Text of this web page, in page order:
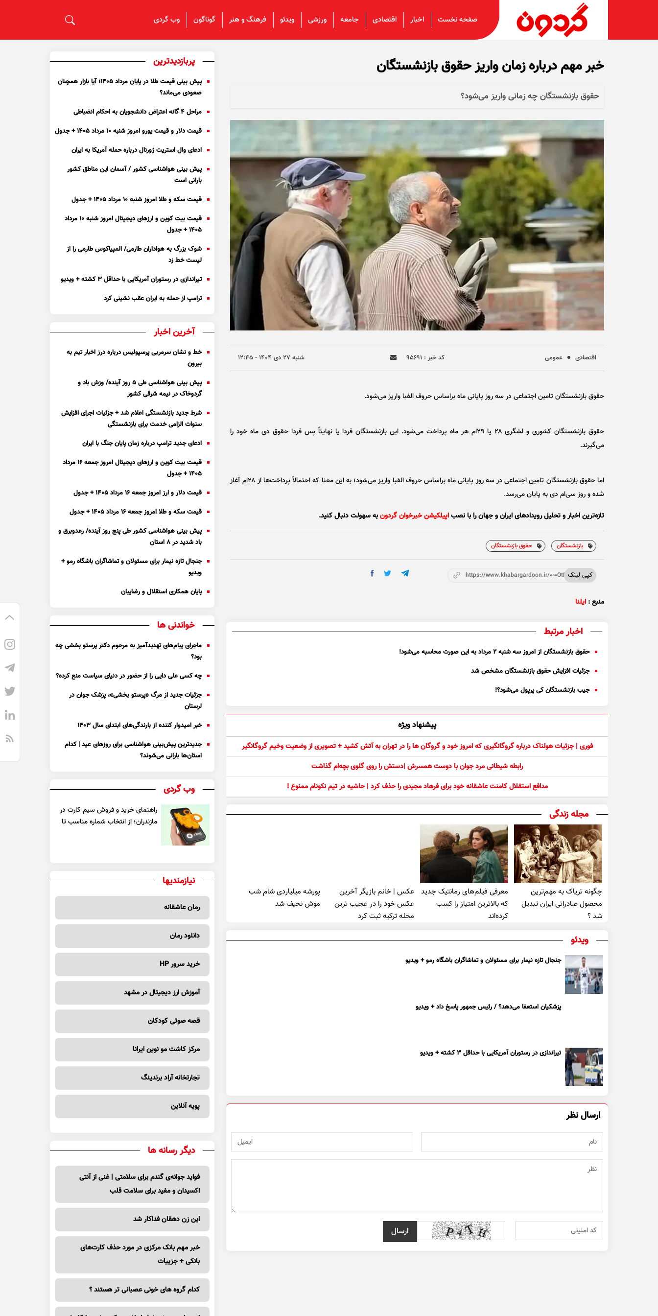
صفحه نخست اخبار اقتصادی جامعه ورزشی ویدئو فرهنگ و هنر گوناگون وب گردی
خبر مهم درباره زمان واریز حقوق بازنشستگان
حقوق بازنشستگان چه زمانی واریز می‌شود؟
اقتصادی عمومی کد خبر : ۹۵۶۹۱ شنبه ۲۷ دی ۱۴۰۴ - ۱۲:۴۵
حقوق بازنشستگان تامین اجتماعی در سه روز پایانی ماه براساس حروف الفبا واریز می‌شود.
حقوق بازنشستگان کشوری و لشگری ۲۸ یا ۲۹‌ام هر ماه پرداخت می‌شود. این بازنشستگان فردا یا نهایتاً پس فردا حقوق دی ماه خود را
می‌گیرند.
اما حقوق بازنشستگان تامین اجتماعی در سه روز پایانی ماه براساس حروف الفبا واریز می‌شود؛ به این معنا که احتمالاً پرداخت‌ها از ۲۸‌ام آغاز
شده و روز سی‌ام دی به پایان می‌رسد.
تازه‌ترین اخبار و تحلیل‌ رویدادهای ایران و جهان را با نصباپیلکیشن خبرخوان گردونبه سهولت دنبال کنید.
بازنشستگان حقوق بازنشستگان
کپی لینک https://www.khabargardoon.ir/000OtP
منبع : ایلنا
اخبار مرتبط
حقوق بازنشستگان از امروز سه شنبه ۲ مرداد به این صورت محاسبه می‌شود!
جزئیات افزایش حقوق بازنشستگان مشخص شد
جیب بازنشستگان کی پرپول می‌شود؟!
پیشنهاد ویژه
فوری | جزئیات هولناک درباره گروگانگیری که امروز خود و گروگان ها را در تهران به آتش کشید + تصویری از وضعیت وخیم گروگانگیر
رابطه شیطانی مرد جوان با دوست همسرش |دستش را روی گلوی بچه‌ام گذاشت
مدافع استقلال کامنت عاشقانه خود برای فرهاد مجیدی را حذف کرد | حاشیه در تیم نکونام ممنوع !
مجله زندگی
چگونه تریاک به مهم‌ترین
محصول صادراتی ایران تبدیل
شد ؟
معرفی فیلم‌های رمانتیک جدید
که بالاترین امتیاز را کسب
کرده‌اند
عکس | خانم بازیگر آخرین
عکس خود را در عجیب ترین
محله ترکیه ثبت کرد
پورشه میلیاردی شام شب
موش‌ نحیف شد
ویدئو
جنجال تازه نیمار برای مسئولان و تماشاگران باشگاه رمو + ویدیو
پزشکیان استعفا می‌دهد؟ / رئیس جمهور پاسخ داد + ویدیو
تیراندازی در رستوران آمریکایی با حداقل ۳ کشته + ویدیو
ارسال نظر
پربازدیدترین
پیش بینی قیمت طلا در پایان مرداد 1405؛ آیا بازار همچنان
صعودی می‌ماند؟
مراحل ۴ گانه اعتراض دانشجویان به احکام انضباطی
قیمت دلار و قیمت یورو امروز شنبه ۱۰ مرداد ۱۴۰۵ + جدول
ادعای وال استریت ژورنال درباره حمله آمریکا به ایران
پیش بینی هواشناسی کشور / آسمان این مناطق کشور
بارانی است
قیمت سکه و طلا امروز شنبه ۱۰ مرداد ۱۴۰۵ + جدول
قیمت بیت کوین و ارز‌های دیجیتال امروز شنبه ۱۰ مرداد
۱۴۰۵ + جدول
شوک بزرگ به هواداران طارمی/ المپیاکوس طارمی را از
لیست خط زد
تیراندازی در رستوران آمریکایی با حداقل ۳ کشته + ویدیو
ترامپ از حمله به ایران عقب نشینی کرد
آخرین اخبار
خط و نشان سرمربی پرسپولیس درباره درز اخبار تیم به
بیرون
پیش بینی هواشناسی طی ۵ روز آینده/ وزش باد و
گردوخاک در نیمه شرقی کشور
شرط جدید بازنشستگی اعلام شد + جزئیات اجرای افزایش
سنوات الزامی خدمت برای بازنشستگی
ادعای جدید ترامپ درباره زمان پایان جنگ با ایران
قیمت بیت کوین و ارز‌های دیجیتال امروز جمعه ۱۶ مرداد
۱۴۰۵ + جدول
قیمت دلار و ارز امروز جمعه ۱۶ مرداد ۱۴۰۵ + جدول
قیمت سکه و طلا امروز جمعه ۱۶ مرداد ۱۴۰۵ + جدول
پیش بینی هواشناسی کشور طی پنج روز آینده/ رعدوبرق و
باد شدید در ۸ استان
جنجال تازه نیمار برای مسئولان و تماشاگران باشگاه رمو +
ویدیو
پایان همکاری استقلال و رضاییان
خواندنی ها
ماجرای پیام‌های تهدیدآمیز به مرحوم دکتر پرستو بخشی چه
بود؟
چه کسی علی دایی را از حضور در دنیای سیاست منع کرده؟
جزئیات جدید از مرگ «پرستو بخشی»، پزشک جوان در
لرستان
خبر امیدوار کننده از بارندگی‌های ابتدای سال ۱۴۰۳
جدیدترین پیش‌بینی هواشناسی برای روزهای عید | کدام
استان‌ها بارانی می‌شوند؟
وب گردی
راهنمای خرید و فروش سیم کارت در
مازندران؛ از انتخاب شماره مناسب تا
نیازمندیها
رمان عاشقانه
دانلود رمان
خرید سرور HP
آموزش ارز دیجیتال در مشهد
قصه صوتی کودکان
مرکز کاشت مو نوین ایرانا
تجارتخانه آراد برندینگ
پویه آنلاین
دیگر رسانه ها
فواید جوانه‌ی گندم برای سلامتی | غنی از آنتی
اکسیدان و مفید برای سلامت قلب
این زن دهقان فداکار شد
خبر مهم بانک مرکزی در مورد حذف کارت‌های
بانکی + جزییات
کدام گروه های خونی عصبانی تر هستند ؟